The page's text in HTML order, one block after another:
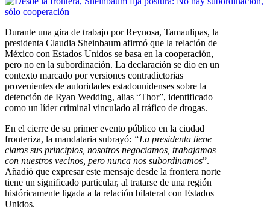
Durante una gira de trabajo por Reynosa, Tamaulipas, la
presidenta Claudia Sheinbaum afirmó que la relación de
México con Estados Unidos se basa en la cooperación,
pero no en la subordinación. La declaración se dio en un
contexto marcado por versiones contradictorias
provenientes de autoridades estadounidenses sobre la
detención de Ryan Wedding, alias “Thor”, identificado
como un líder criminal vinculado al tráfico de drogas.
En el cierre de su primer evento público en la ciudad
fronteriza, la mandataria subrayó: “La presidenta tiene
claros sus principios, nosotros negociamos, trabajamos
con nuestros vecinos, pero nunca nos subordinamos”.
Añadió que expresar este mensaje desde la frontera norte
tiene un significado particular, al tratarse de una región
históricamente ligada a la relación bilateral con Estados
Unidos.